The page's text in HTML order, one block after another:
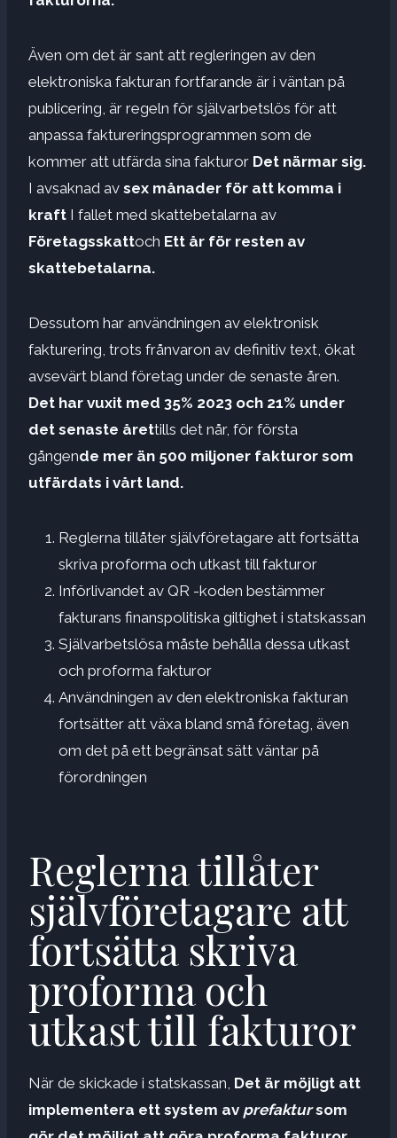
Även om det är sant att regleringen av den
elektroniska fakturan fortfarande är i väntan på
publicering, är regeln för självarbetslös för att
anpassa faktureringsprogrammen som de
kommer att utfärda sina fakturor Det närmar sig.
I avsaknad av sex månader för att komma i
kraft I fallet med skattebetalarna av
Företagsskattoch Ett år för resten av
skattebetalarna.
Dessutom har användningen av elektronisk
fakturering, trots frånvaron av definitiv text, ökat
avsevärt bland företag under de senaste åren.
Det har vuxit med 35% 2023 och 21% under
det senaste årettills det når, för första
gångende mer än 500 miljoner fakturor som
utfärdats i vårt land.
Reglerna tillåter självföretagare att fortsätta
skriva proforma och utkast till fakturor
Införlivandet av QR -koden bestämmer
fakturans finanspolitiska giltighet i statskassan
Självarbetslösa måste behålla dessa utkast
och proforma fakturor
Användningen av den elektroniska fakturan
fortsätter att växa bland små företag, även
om det på ett begränsat sätt väntar på
förordningen
Reglerna tillåter
självföretagare att
fortsätta skriva
proforma och
utkast till fakturor
När de skickade i statskassan, Det är möjligt att
implementera ett system av prefaktursom